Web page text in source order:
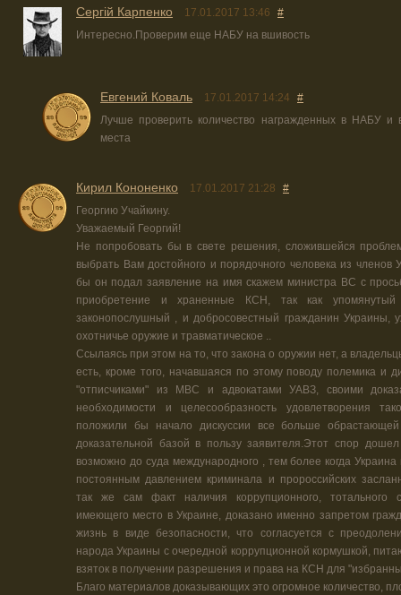
Сергій Карпенко 17.01.2017 13:46
#
Интересно.Проверим еще НАБУ на вшивость
Евгений Коваль 17.01.2017 14:24
#
Лучше проверить количество награжденных в НАБУ и
места
Кирил Кононенко 17.01.2017 21:28
#
Георгию Учайкину.
Уважаемый Георгий!
Не попробовать бы в свете решения, сложившейся
выбрать Вам достойного и порядочного человека из членов
бы он подал заявление на имя скажем министра ВС с
приобретение и храненные КСН, так как упомянутый
законопослушный , и добросовестный гражданин
охотничье оружие и травматическое ..
Ссылаясь при этом на то, что закона о оружии нет, а
есть, кроме того, начавшаяся по этому поводу полемика и
"отписчиками" из МВС и адвокатами УАВЗ, своими
необходимости и целесообразность удовлетворения
положили бы начало дискуссии все больше
доказательной базой в пользу заявителя.Этот спор
возможно до суда международного , тем более когда
постоянным давлением криминала и пророссийских
так же сам факт наличия коррупционного, тотального
имеющего место в Украине, доказано именно запретом
жизнь в виде безопасности, что согласуется с
народа Украины с очередной коррупционной кормушкой,
взяток в получении разрешения и права на КСН для
Благо материалов доказывающих это огромное количество,